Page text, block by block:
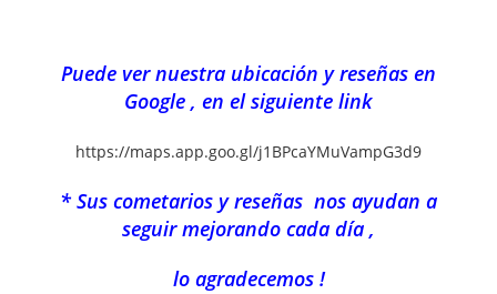
Puede ver nuestra ubicación y reseñas en
Google , en el siguiente link
https://maps.app.goo.gl/j1BPcaYMuVampG3d9
* Sus cometarios y reseñas nos ayudan a
seguir mejorando cada día ,
lo agradecemos !